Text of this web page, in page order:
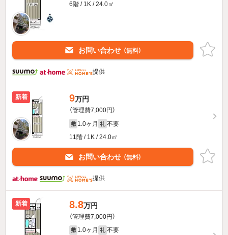
6階 / 1K / 24.0㎡
お問い合わせ （無料）
提供
新着 9万円
（管理費7,000円）
敷 1.0ヶ月 礼 不要
11階 / 1K / 24.0㎡
お問い合わせ （無料）
提供
新着 8.8万円
（管理費7,000円）
敷 1.0ヶ月 礼 不要